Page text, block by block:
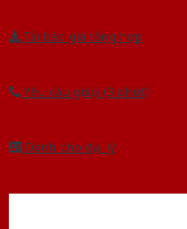
Tải báo giá tổng hợp
Yêu cầu gọi lại (3 phút)
Dành cho đại lý